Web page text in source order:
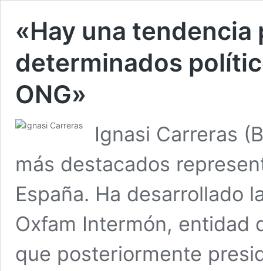
«Hay una tendencia
determinados
ONG»
Ignasi Carreras
más destacados
España. Ha desarrollado
Oxfam Intermón, entidad
que posteriormente